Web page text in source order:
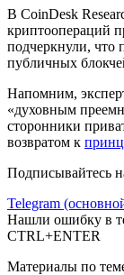
В CoinDesk
криптоопераций
подчеркнули, что
публичных
Напомним,
«духовным
сторонники
возвратом к
Подписывайтесь
Telegram
Нашли ошибку в
CTRL+ENTER
Материалы по